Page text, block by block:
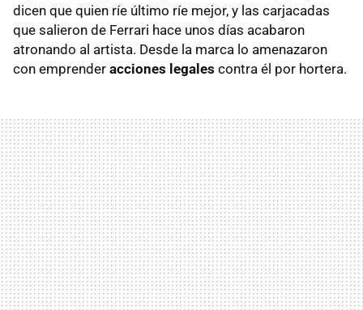
dicen que quien ríe último ríe mejor, y las carjacadas
que salieron de Ferrari hace unos días acabaron
atronando al artista. Desde la marca lo amenazaron
con emprender acciones legales contra él por hortera.